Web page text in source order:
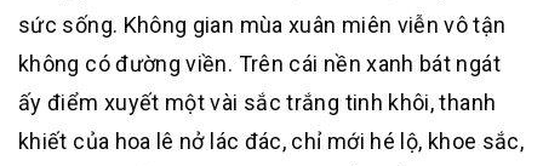
sức sống. Không gian mùa xuân miên viễn vô tận
không có đường viền. Trên cái nền xanh bát ngát
ấy điểm xuyết một vài sắc trắng tinh khôi, thanh
khiết của hoa lê nở lác đác, chỉ mới hé lộ, khoe sắc,